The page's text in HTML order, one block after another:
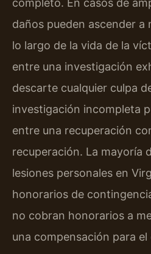
completo. En casos de
daños pueden ascender a
lo largo de la vida de la
entre una investigación
descarte cualquier culpa
investigación incompleta
entre una recuperación
recuperación. La mayoría
lesiones personales en
honorarios de
no cobran honorarios a
una compensación para el